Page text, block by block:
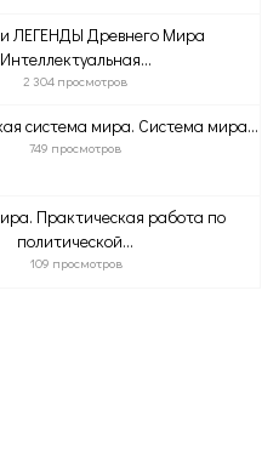
ЛЕГЕНДЫ Древнего Мира
Интеллектуальная...
2 304 просмотров
система мира. Система мира...
749 просмотров
Практическая работа по
политической...
109 просмотров